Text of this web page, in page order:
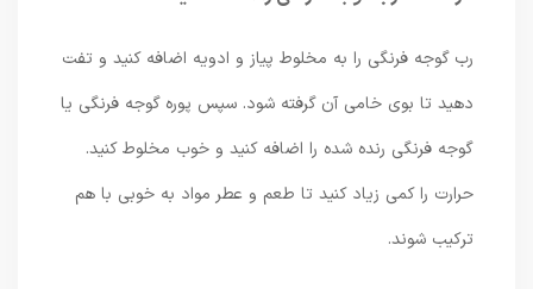
رب گوجه فرنگی را به مخلوط پیاز و ادویه اضافه کنید و تفت
دهید تا بوی خامی آن گرفته شود. سپس پوره گوجه فرنگی یا
گوجه فرنگی رنده شده را اضافه کنید و خوب مخلوط کنید.
حرارت را کمی زیاد کنید تا طعم و عطر مواد به خوبی با هم
ترکیب شوند.